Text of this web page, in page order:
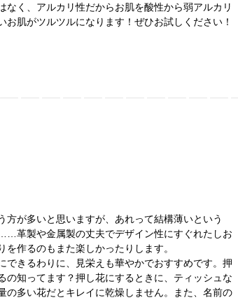
く、アルカリ性だからお肌を酸性から弱アルカリ
肌がツルツルになります！ぜひお試しください！
方が多いと思いますが、あれって結構薄いという
革製や金属製の丈夫でデザイン性にすぐれたしお
作るのもまた楽しかったりします。
できるわりに、見栄えも華やかでおすすめです。押
の知ってます？押し花にするときに、ティッシュな
の多い花だとキレイに乾燥しません。また、名前の